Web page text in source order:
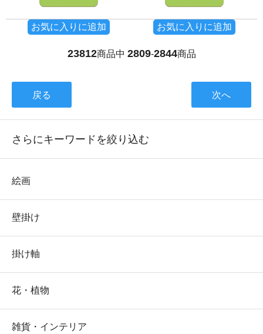
お気に入りに追加 お気に入りに追加
23812商品中 2809-2844商品
戻る 次へ
さらにキーワードを絞り込む
絵画
壁掛け
掛け軸
花・植物
雑貨・インテリア